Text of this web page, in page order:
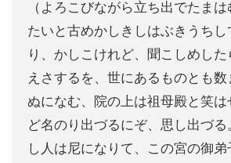
（よろこびながら立ち出でたま
たいと古めかしきしはぶきうち
り、かしこけれど、聞こしめした
えさするを、世にあるものとも
ぬになむ、院の上は祖母殿と笑
ど名のり出づるにぞ、思し出づ
し人は尼になりて、この宮の御